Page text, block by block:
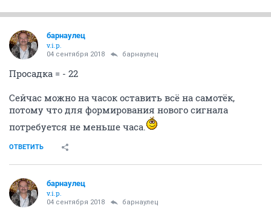
барнаулец
v.i.p.
04 сентября 2018 барнаулец
Просадка = - 22
Сейчас можно на часок оставить всё на самотёк,
потому что для формирования нового сигнала
потребуется не меньше часа.
ОТВЕТИТЬ
барнаулец
v.i.p.
04 сентября 2018 барнаулец